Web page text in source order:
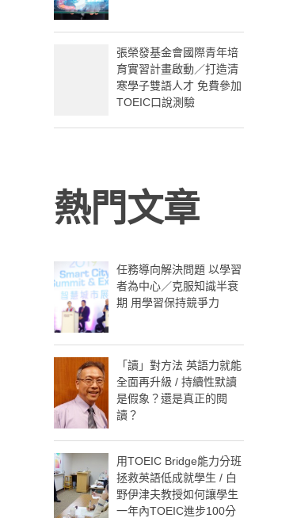
張榮發基金會國際青年培
育實習計畫啟動／打造清
寒學子雙語人才 免費參加
TOEIC口說測驗
熱門文章
任務導向解決問題 以學習
者為中心／克服知識半衰
期 用學習保持競爭力
「讀」對方法 英語力就能
全面再升級 / 持續性默讀
是假象？還是真正的閱
讀？
用TOEIC Bridge能力分班
拯救英語低成就學生 / 白
野伊津夫教授如何讓學生
一年內TOEIC進步100分